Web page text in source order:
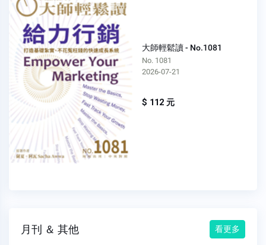
大師輕鬆讀 - No.1081
No. 1081
2026-07-21
$ 112 元
月刊 ＆ 其他 看更多